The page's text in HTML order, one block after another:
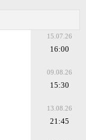
15.07.26
16:00
09.08.26
15:30
13.08.26
21:45